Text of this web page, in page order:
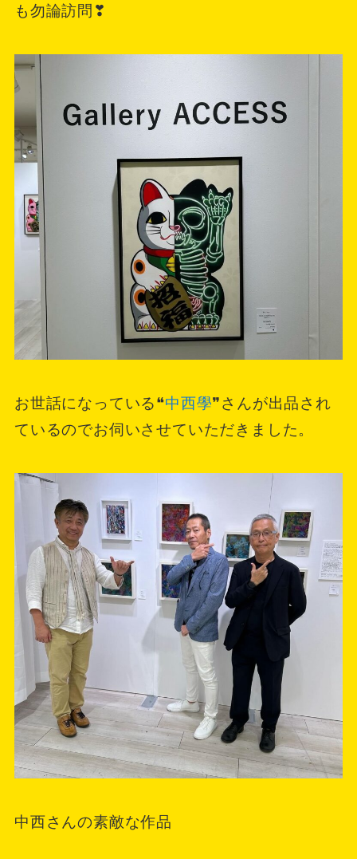
も勿論訪問❣
お世話になっている❝中西學❞さんが出品され
ているのでお伺いさせていただきました。
中西さんの素敵な作品